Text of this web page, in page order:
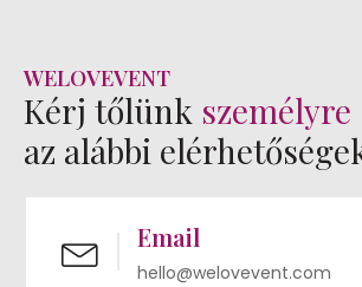
WELOVEVENT
Kérj tőlünk
az alábbi
Email
hello@welovevent.com